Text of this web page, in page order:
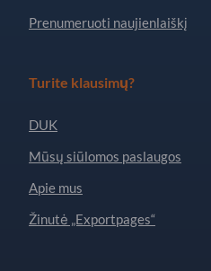
Prenumeruoti naujienlaiškį
Turite klausimų?
DUK
Mūsų siūlomos paslaugos
Apie mus
Žinutė „Exportpages“